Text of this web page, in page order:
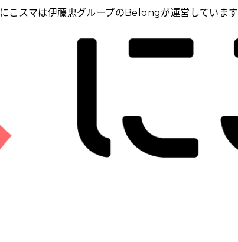
にこスマは伊藤忠グループのBelongが運営しています